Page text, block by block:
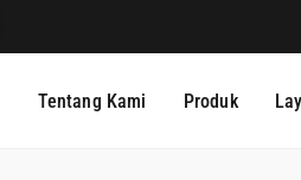
Tentang Kami Produk